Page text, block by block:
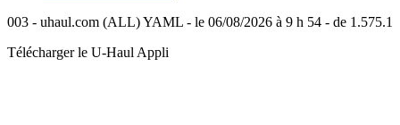
003 - uhaul.com (ALL) YAML - le 06/08/2026 à 9 h 54 - de 1.575.1
Télécharger le U-Haul Appli